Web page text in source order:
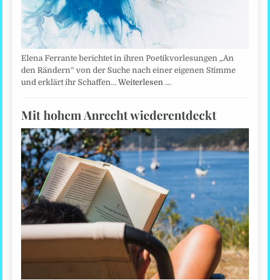
Elena Ferrante berichtet in ihren Poetikvorlesungen „An
den Rändern“ von der Suche nach einer eigenen Stimme
und erklärt ihr Schaffen…Weiterlesen …
Mit hohem Anrecht wiederentdeckt